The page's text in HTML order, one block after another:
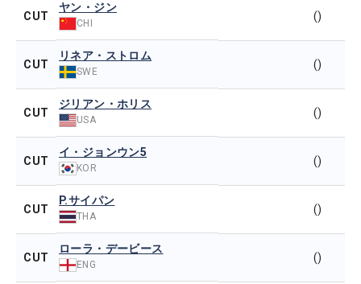
CUT
ヤン・ジン
CHI
()
CUT
リネア・ストロム
SWE
()
CUT
ジリアン・ホリス
USA
()
CUT
イ・ジョンウン5
KOR
()
CUT
P.サイパン
THA
()
CUT
ローラ・デービース
ENG
()